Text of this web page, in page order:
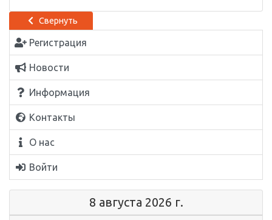
Свернуть
Регистрация
Новости
Информация
Контакты
О нас
Войти
8 августа 2026 г.